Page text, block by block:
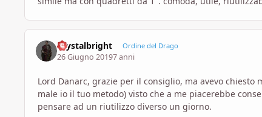
Crystalbright Ordine del Drago
26 Giugno 20197 anni
Lord Danarc, grazie per il consiglio, ma avevo
male io il tuo metodo) visto che a me piacerebbe
pensare ad un riutilizzo diverso un giorno.